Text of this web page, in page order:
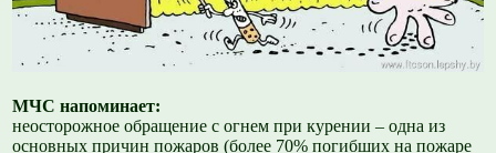
МЧС напоминает:
неосторожное обращение с огнем при курении – одна из
основных причин пожаров (более 70% погибших на пожаре